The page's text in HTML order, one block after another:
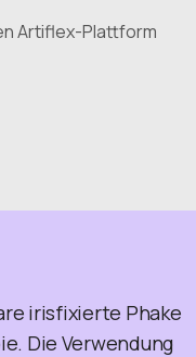
Artiflex-Plattform
irisfixierte Phake
Die Verwendung